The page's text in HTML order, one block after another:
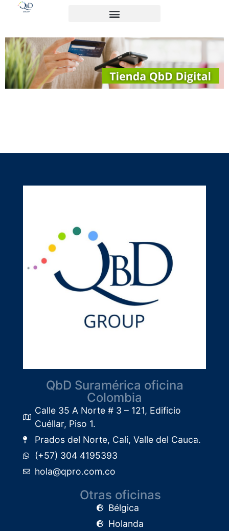
QbD Suramérica oficina
Colombia
Calle 35 A Norte # 3 – 121, Edificio
Cuéllar, Piso 1.​
Prados del Norte, Cali, Valle del Cauca.
(+57) 304 4195393
hola@qpro.com.co
Otras oficinas
Bélgica
Holanda